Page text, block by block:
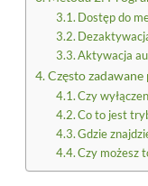
Dostęp do
Aktywacja
Często
Czy
Co to jest
Gdzie
Czy możesz